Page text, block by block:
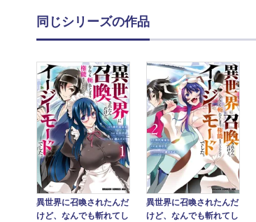
同じシリーズの作品
異世界に召喚されたんだ
けど、なんでも斬れてし
異世界に召喚されたんだ
けど、なんでも斬れてし